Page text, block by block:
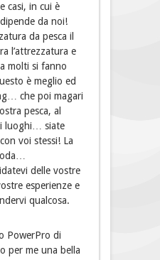
casi, in cui è
da noi!
da pesca il
l’attrezzatura e
molti si fanno
è meglio ed
che poi magari
pesca, al
luoghi… siate
voi stessi! La
delle vostre
esperienze e
qualcosa.
PowerPro di
per me una bella